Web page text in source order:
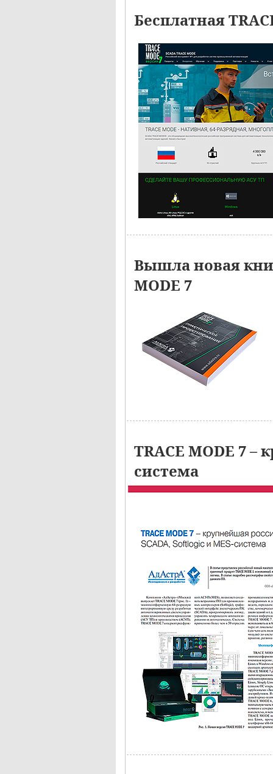
Бесплатная
Вышла новая
MODE 7
TRACE MODE 7 –
система